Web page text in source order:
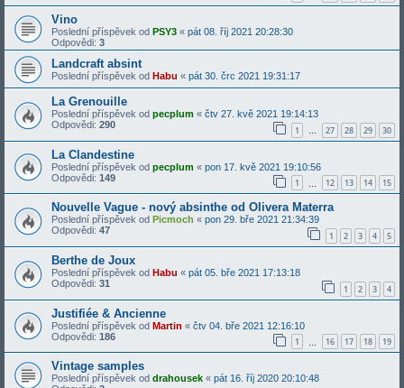
Vino
Poslední příspěvek od PSY3 « pát 08. říj 2021 20:28:30
Odpovědi: 3
Landcraft absint
Poslední příspěvek od Habu « pát 30. črc 2021 19:31:17
La Grenouille
Poslední příspěvek od pecplum « čtv 27. kvě 2021 19:14:13
Odpovědi: 290 1 … 27 28 29 30
La Clandestine
Poslední příspěvek od pecplum « pon 17. kvě 2021 19:10:56
Odpovědi: 149 1 12 13 14 15
Nouvelle Vague - nový absinthe od Olivera Materra
Poslední příspěvek od Picmoch « pon 29. bře 2021 21:34:39
Odpovědi: 47 1 2 3 4 5
Berthe de Joux
Poslední příspěvek od Habu « pát 05. bře 2021 17:13:18
Odpovědi: 31 1 2 3 4
Justifiée & Ancienne
Poslední příspěvek od Martin « čtv 04. bře 2021 12:16:10
Odpovědi: 186 1 16 17 18 19
Vintage samples
Poslední příspěvek od drahousek « pát 16. říj 2020 20:10:48